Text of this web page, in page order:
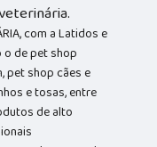
com a Latidos e
de pet shop
pet shop cães e
e tosas, entre
de alto